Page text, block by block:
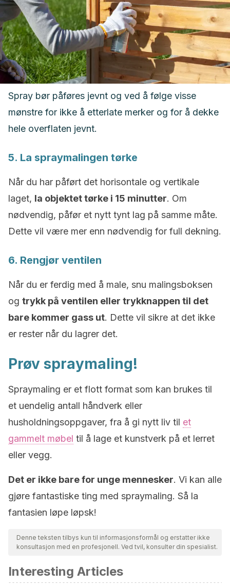
Spray bør påføres jevnt og ved å følge visse
mønstre for ikke å etterlate merker og for å dekke
hele overflaten jevnt.
5. La spraymalingen tørke
Når du har påført det horisontale og vertikale
laget, la objektet tørke i 15 minutter. Om
nødvendig, påfør et nytt tynt lag på samme måte.
Dette vil være mer enn nødvendig for full dekning.
6. Rengjør ventilen
Når du er ferdig med å male, snu malingsboksen
og trykk på ventilen eller trykknappen til det
bare kommer gass ut. Dette vil sikre at det ikke
er rester når du lagrer det.
Prøv spraymaling!
Spraymaling er et flott format som kan brukes til
et uendelig antall håndverk eller
husholdningsoppgaver, fra å gi nytt liv til et
gammelt møbel til å lage et kunstverk på et lerret
eller vegg.
Det er ikke bare for unge mennesker. Vi kan alle
gjøre fantastiske ting med spraymaling. Så la
fantasien løpe løpsk!
Denne teksten tilbys kun til informasjonsformål og erstatter ikke
konsultasjon med en profesjonell. Ved tvil, konsulter din spesialist.
Interesting Articles